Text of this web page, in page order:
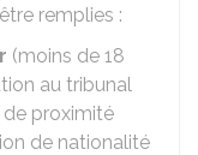
remplies :
(moins de 18
au tribunal
de proximité
de nationalité